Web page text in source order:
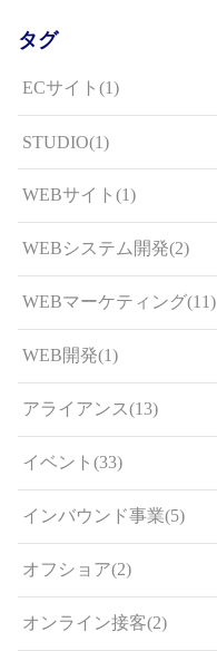
タグ
ECサイト(1)
STUDIO(1)
WEBサイト(1)
WEBシステム開発(2)
WEBマーケティング(11)
WEB開発(1)
アライアンス(13)
イベント(33)
インバウンド事業(5)
オフショア(2)
オンライン接客(2)